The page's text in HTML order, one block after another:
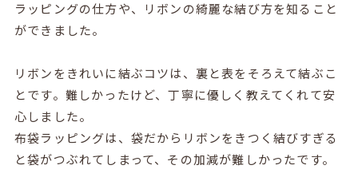
ラッピングの仕方や、リボンの綺麗な結び方を知ること
ができました。
リボンをきれいに結ぶコツは、裏と表をそろえて結ぶこ
とです。難しかったけど、丁寧に優しく教えてくれて安
心しました。
布袋ラッピングは、袋だからリボンをきつく結びすぎる
と袋がつぶれてしまって、その加減が難しかったです。